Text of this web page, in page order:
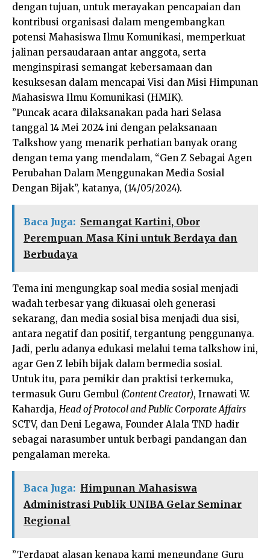
dengan tujuan, untuk merayakan pencapaian dan
kontribusi organisasi dalam mengembangkan
potensi Mahasiswa Ilmu Komunikasi, memperkuat
jalinan persaudaraan antar anggota, serta
menginspirasi semangat kebersamaan dan
kesuksesan dalam mencapai Visi dan Misi Himpunan
Mahasiswa Ilmu Komunikasi (HMIK).
”Puncak acara dilaksanakan pada hari Selasa
tanggal 14 Mei 2024 ini dengan pelaksanaan
Talkshow yang menarik perhatian banyak orang
dengan tema yang mendalam, “Gen Z Sebagai Agen
Perubahan Dalam Menggunakan Media Sosial
Dengan Bijak”, katanya, (14/05/2024).
Baca Juga: Semangat Kartini, Obor
Perempuan Masa Kini untuk Berdaya dan
Berbudaya
Tema ini mengungkap soal media sosial menjadi
wadah terbesar yang dikuasai oleh generasi
sekarang, dan media sosial bisa menjadi dua sisi,
antara negatif dan positif, tergantung penggunanya.
Jadi, perlu adanya edukasi melalui tema talkshow ini,
agar Gen Z lebih bijak dalam bermedia sosial.
Untuk itu, para pemikir dan praktisi terkemuka,
termasuk Guru Gembul (Content Creator), Irnawati W.
Kahardja, Head of Protocol and Public Corporate Affairs
SCTV, dan Deni Legawa, Founder Alala TND hadir
sebagai narasumber untuk berbagi pandangan dan
pengalaman mereka.
Baca Juga: Himpunan Mahasiswa
Administrasi Publik UNIBA Gelar Seminar
Regional
”Terdapat alasan kenapa kami mengundang Guru